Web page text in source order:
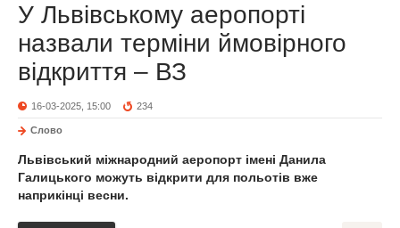
У Львівському аеропорті
назвали терміни ймовірного
відкриття – ВЗ
16-03-2025, 15:00 234
Слово
Львівський міжнародний аеропорт імені Данила
Галицького можуть відкрити для польотів вже
наприкінці весни.